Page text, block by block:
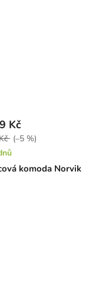
komoda Norvik
Kč
(–5 %)